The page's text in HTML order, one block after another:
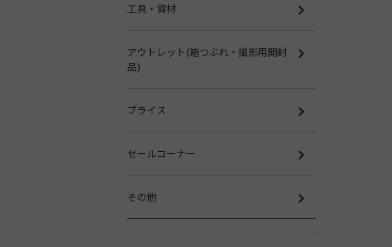
工具・資材
アウトレット(箱つぶれ・撮影用開封
品)
ブライス
セールコーナー
その他